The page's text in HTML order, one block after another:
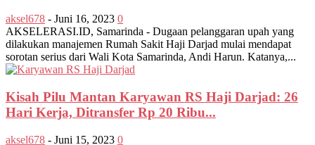
aksel678 - Juni 16, 2023 0
AKSELERASI.ID, Samarinda - Dugaan pelanggaran upah yang
dilakukan manajemen Rumah Sakit Haji Darjad mulai mendapat
sorotan serius dari Wali Kota Samarinda, Andi Harun. Katanya,...
Kisah Pilu Mantan Karyawan RS Haji Darjad: 26
Hari Kerja, Ditransfer Rp 20 Ribu...
aksel678 - Juni 15, 2023 0